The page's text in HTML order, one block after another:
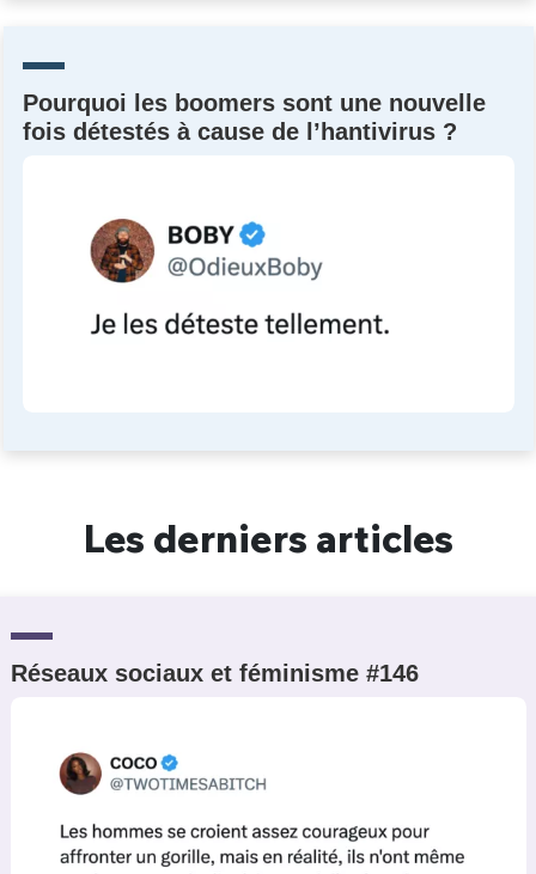
Pourquoi les boomers sont une nouvelle
fois détestés à cause de l’hantivirus ?
Les derniers articles
Réseaux sociaux et féminisme #146
C'EST PARTI